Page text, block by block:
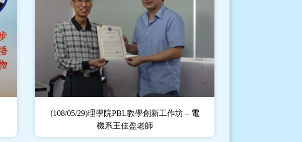
(108/05/29)理學院PBL教學創新工作坊 – 電
機系王佳盈老師